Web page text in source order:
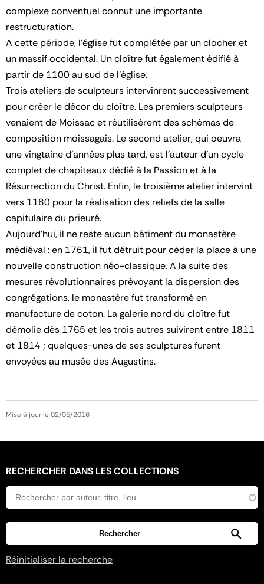
complexe conventuel connut une importante
restructuration.
A cette période, l’église fut complétée par un clocher et
un massif occidental. Un cloître fut également édifié à
partir de 1100 au sud de l’église.
Trois ateliers de sculpteurs intervinrent successivement
pour créer le décor du cloître. Les premiers sculpteurs
venaient de Moissac et réutilisèrent des schémas de
composition moissagais. Le second atelier, qui oeuvra
une vingtaine d'années plus tard, est l'auteur d'un cycle
complet de chapiteaux dédié à la Passion et à la
Résurrection du Christ. Enfin, le troisième atelier intervint
vers 1180 pour la réalisation des reliefs de la salle
capitulaire du prieuré.
Aujourd'hui, il ne reste aucun bâtiment du monastère
médiéval : en 1761, il fut détruit pour céder la place à une
nouvelle construction néo-classique. A la suite des
mesures révolutionnaires prévoyant la dispersion des
congrégations, le monastère fut transformé en
manufacture de coton. La galerie nord du cloître fut
démolie dès 1765 et les trois autres suivirent entre 1811
et 1814 ; quelques-unes de ses sculptures furent
envoyées au musée des Augustins.
Mise à jour le 02/05/2016
RECHERCHER DANS LES COLLECTIONS
Réinitialiser la recherche